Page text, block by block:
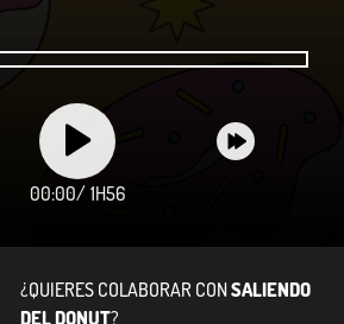
00:00/ 1H56
¿QUIERES COLABORAR CONSALIENDO
DEL DONUT?